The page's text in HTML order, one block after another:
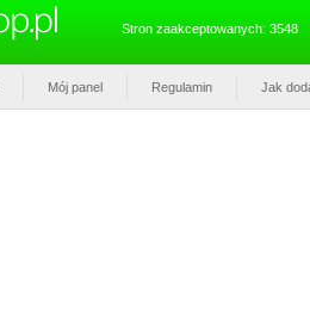
Stron zaakceptowanych: 3548
Mój panel Regulamin Jak